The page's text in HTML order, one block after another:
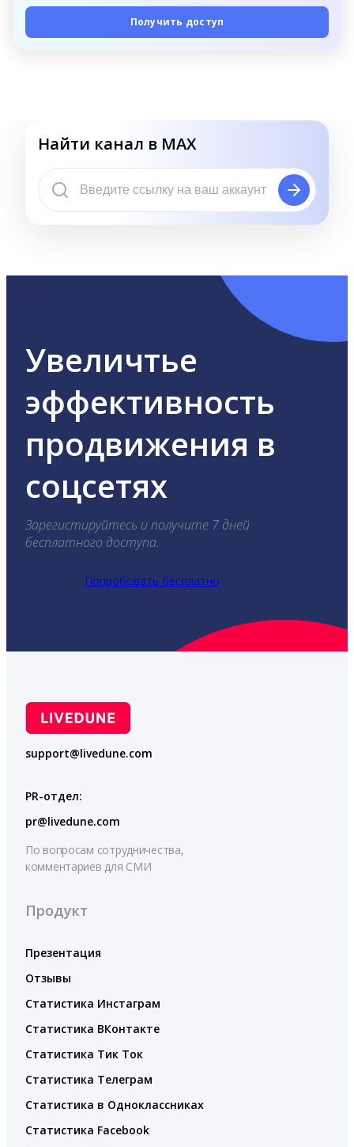
Получить доступ
Найти канал в MAX
Увеличтье
эффективность
продвижения в
соцсетях
Зарегистируйтесь и получите 7 дней
бесплатного доступа.
Попробовать бесплатно
support@livedune.com
PR-отдел:
pr@livedune.com
По вопросам сотрудничества,
комментариев для СМИ
Продукт
Презентация
Отзывы
Статистика Инстаграм
Статистика ВКонтакте
Статистика Тик Ток
Статистика Телеграм
Статистика в Одноклассниках
Статистика Facebook